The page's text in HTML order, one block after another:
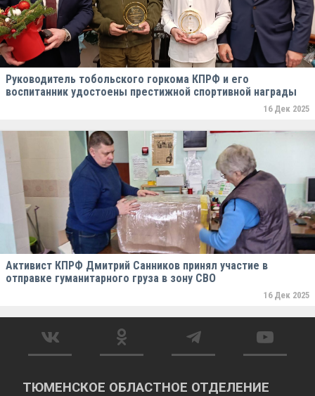
Руководитель тобольского горкома КПРФ и его
воспитанник удостоены престижной спортивной награды
16 Дек 2025
Активист КПРФ Дмитрий Санников принял участие в
отправке гуманитарного груза в зону СВО
16 Дек 2025
ТЮМЕНСКОЕ ОБЛАСТНОЕ ОТДЕЛЕНИЕ